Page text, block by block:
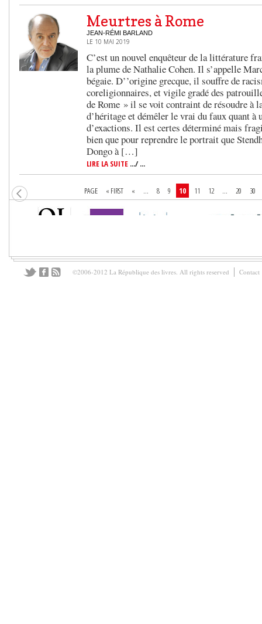
Meurtres à Rome
JEAN-RÉMI BARLAND
LE 10 MAI 2019
C’est un nouvel enquêteur de la littérature
la plume de Nathalie Cohen. Il s’appelle
bégaie. D’’origine grecque, il souffre de
coreligionnaires, et vigile gradé des
de Rome » il se voit contraint de résoudre
d’héritage et démêler le vrai du faux quant à
d’exactions. Il est certes déterminé mais
bien que pour reprendre le portrait que
Dongo à […]
LIRE LA SUITE .../ ...
PAGE « FIRST « ... 8 9 10 11 12 ... 20 30
©2006-2012 La République des livres. All rights reserved Contact